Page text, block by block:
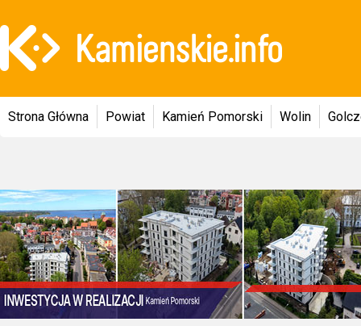
Strona Główna Powiat Kamień Pomorski Wolin